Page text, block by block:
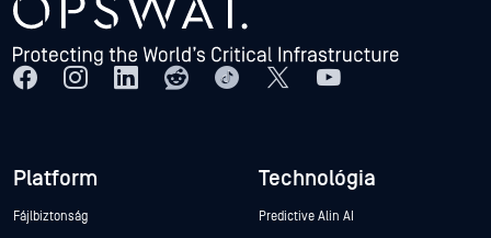
Platform
Fájlbiztonság
Technológia
Predictive Alin AI